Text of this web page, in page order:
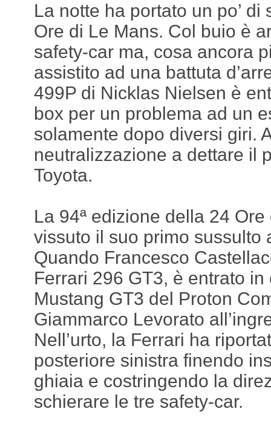
La notte ha portato un po’
Ore di Le Mans. Col buio è
safety-car ma, cosa ancora
assistito ad una battuta
499P di Nicklas Nielsen è
box per un problema ad un
solamente dopo diversi giri.
neutralizzazione a dettare il
Toyota.
La 94ª edizione della 24
vissuto il suo primo sussulto
Quando Francesco
Ferrari 296 GT3, è entrato
Mustang GT3 del Proton
Giammarco Levorato
Nell’urto, la Ferrari ha
posteriore sinistra finendo
ghiaia e costringendo la
schierare le tre safety-car.